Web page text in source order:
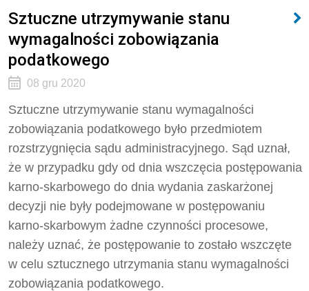
Sztuczne utrzymywanie stanu
wymagalności zobowiązania
podatkowego
08 gru 2020
Sztuczne utrzymywanie stanu wymagalności
zobowiązania podatkowego było przedmiotem
rozstrzygnięcia sądu administracyjnego. Sąd uznał,
że w przypadku gdy od dnia wszczęcia postępowania
karno-skarbowego do dnia wydania zaskarżonej
decyzji nie były podejmowane w postępowaniu
karno-skarbowym żadne czynności procesowe,
należy uznać, że postępowanie to zostało wszczęte
w celu sztucznego utrzymania stanu wymagalności
zobowiązania podatkowego.